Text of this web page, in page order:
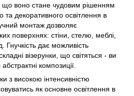
воно стане чудовим рішенням
та декоративного освітлення в
монтаж дозволяє
поверхнях: стіни, стелю, меблі,
Гнучкість дає можливість
візерунки, що світяться - ви
композиції.
з високою інтенсивністю
як основне освітлення в